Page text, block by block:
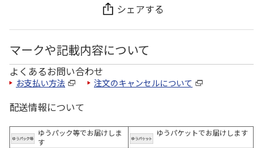
シェアする
マークや記載内容について
よくあるお問い合わせ
お支払い方法 注文のキャンセルについて
配送情報について
ゆうパック等でお届けしま
す
ゆうパケットでお届けします